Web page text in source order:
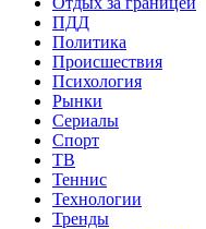
ПДД
Политика
Происшествия
Психология
Рынки
Сериалы
Спорт
ТВ
Теннис
Технологии
Тренды